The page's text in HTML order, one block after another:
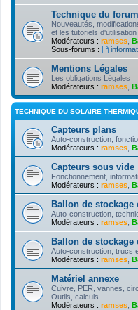
Technique du
Nouveautés,
et les tutoriels
Modérateurs : ramses
Sous-forums :
Mentions Légales
Les obligations Légales
Modérateurs : ramses
TECHNIQUE DU SOLAIRE
Capteurs plans
Auto-construction,
Modérateurs : ramses
Capteurs sous vide
Fonctionnement,
Modérateurs : ramses
Ballon de stockage
Auto-construction,
Modérateurs : ramses
Ballon de stockage
Auto-construction, trucs
Modérateurs : ramses
Matériel annexe
Cuivre, PER, vannes,
Outils, calculs...
Modérateurs : ramses